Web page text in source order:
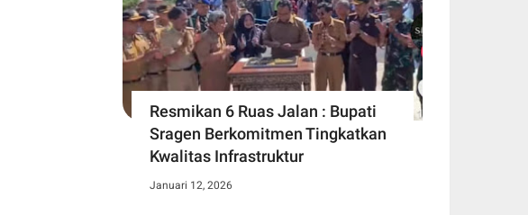
Resmikan 6 Ruas Jalan : Bupati
Sragen Berkomitmen Tingkatkan
Kwalitas Infrastruktur
Januari 12, 2026